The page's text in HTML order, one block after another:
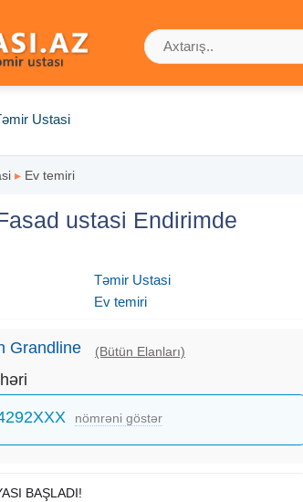
Ustasi
▸ Ev temiri
ustasi Endirimde
Təmir Ustasi
Ev temiri
Grandline (Bütün Elanları)
nömrəni göstər
BAŞLADI!